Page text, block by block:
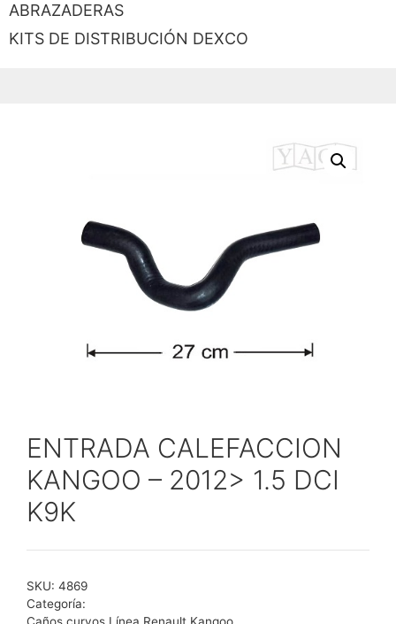
ENTRADA CALEFACCION
KANGOO – 2012> 1.5 DCI
K9K
SKU: 4869
Categoría:
ABRAZADERAS
KITS DE DISTRIBUCIÓN DEXCO